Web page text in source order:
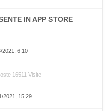
IN APP STORE
2021, 6:10
16511 Visite
2021, 15:29